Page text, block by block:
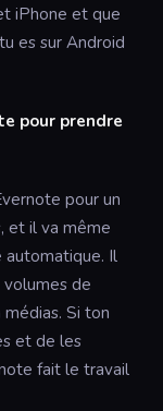
iPhone et que
es sur Android
pour prendre
pour un
et il va même
automatique. Il
volumes de
Si ton
et de les
fait le travail